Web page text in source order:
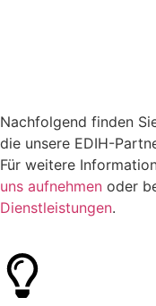
Nachfolgend finden
die unsere EDIH-
Für weitere
uns aufnehmen oder
Dienstleistungen.